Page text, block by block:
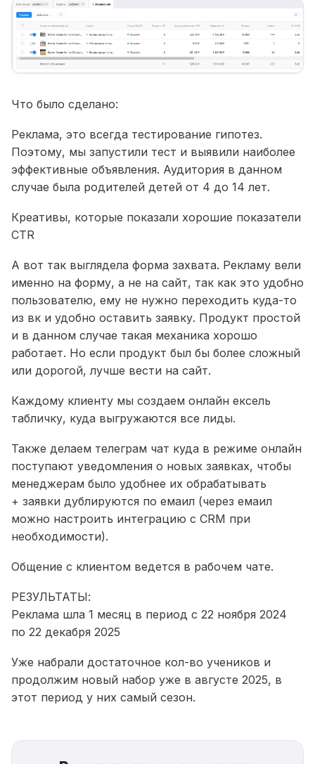
Что было сделано:
Реклама, это всегда тестирование гипотез.
Поэтому, мы запустили тест и выявили наиболее
эффективные объявления. Аудитория в данном
случае была родителей детей от 4 до 14 лет.
Креативы, которые показали хорошие показатели
CTR
А вот так выглядела форма захвата. Рекламу вели
именно на форму, а не на сайт, так как это удобно
пользователю, ему не нужно переходить куда-то
из вк и удобно оставить заявку. Продукт простой
и в данном случае такая механика хорошо
работает. Но если продукт был бы более сложный
или дорогой, лучше вести на сайт.
Каждому клиенту мы создаем онлайн ексель
табличку, куда выгружаются все лиды.
Также делаем телеграм чат куда в режиме онлайн
поступают уведомления о новых заявках, чтобы
менеджерам было удобнее их обрабатывать
+ заявки дублируются по емаил (через емаил
можно настроить интеграцию с CRM при
необходимости).
Общение с клиентом ведется в рабочем чате.
РЕЗУЛЬТАТЫ:
Реклама шла 1 месяц в период с 22 ноября 2024
по 22 декабря 2025
Уже набрали достаточное кол-во учеников и
продолжим новый набор уже в августе 2025, в
этот период у них самый сезон.